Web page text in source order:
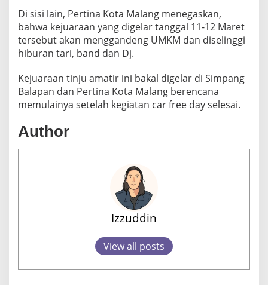
0
2
3
Di sisi lain, Pertina Kota Malang menegaskan,
bahwa kejuaraan yang digelar tanggal 11-12 Maret
tersebut akan menggandeng UMKM dan diselinggi
hiburan tari, band dan Dj.
Kejuaraan tinju amatir ini bakal digelar di Simpang
Balapan dan Pertina Kota Malang berencana
memulainya setelah kegiatan car free day selesai.
Author
Izzuddin
View all posts